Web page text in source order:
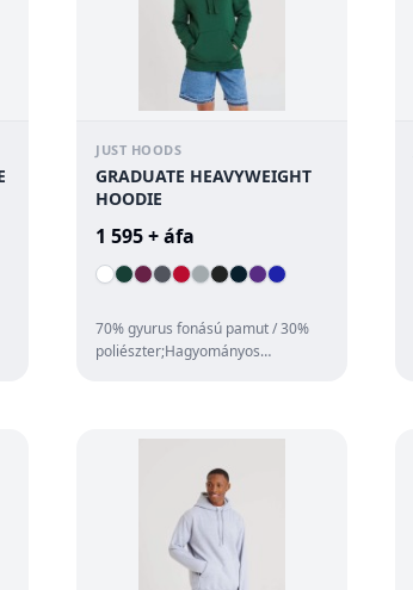
JUST HOODS
GRADUATE HEAVYWEIGHT
HOODIE
1 595 + áfa
70% gyurus fonású pamut / 30%
poliészter;Hagyományos